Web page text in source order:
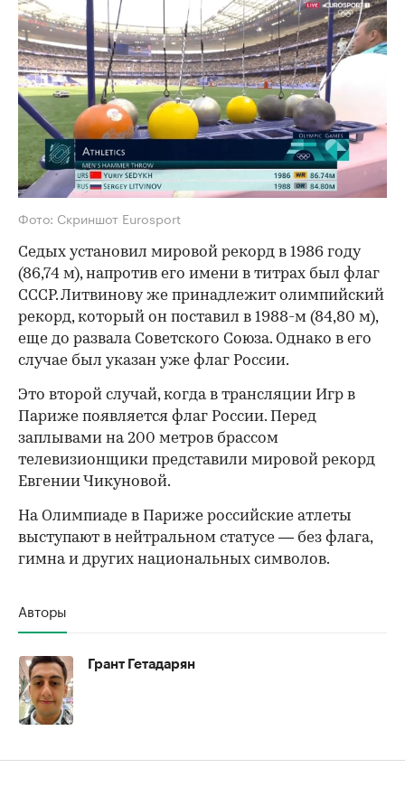
Фото: Скриншот Eurosport
00:00
Седых установил мировой рекорд в 1986 году
(86,74 м), напротив его имени в титрах был флаг
СССР. Литвинову же принадлежит олимпийский
рекорд, который он поставил в 1988-м (84,80 м),
еще до развала Советского Союза. Однако в его
случае был указан уже флаг России.
Это второй случай, когда в трансляции Игр в
Париже появляется флаг России. Перед
заплывами на 200 метров брассом
телевизионщики представили мировой рекорд
Евгении Чикуновой.
На Олимпиаде в Париже российские атлеты
выступают в нейтральном статусе — без флага,
гимна и других национальных символов.
Авторы
Грант Гетадарян